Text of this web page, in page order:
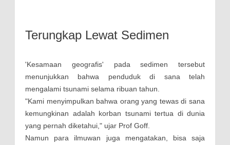
Terungkap Lewat Sedimen
'Kesamaan geografis' pada sedimen tersebut
menunjukkan bahwa penduduk di sana telah
mengalami tsunami selama ribuan tahun.
"Kami menyimpulkan bahwa orang yang tewas di sana
kemungkinan adalah korban tsunami tertua di dunia
yang pernah diketahui," ujar Prof Goff.
Namun para ilmuwan juga mengatakan, bisa saja